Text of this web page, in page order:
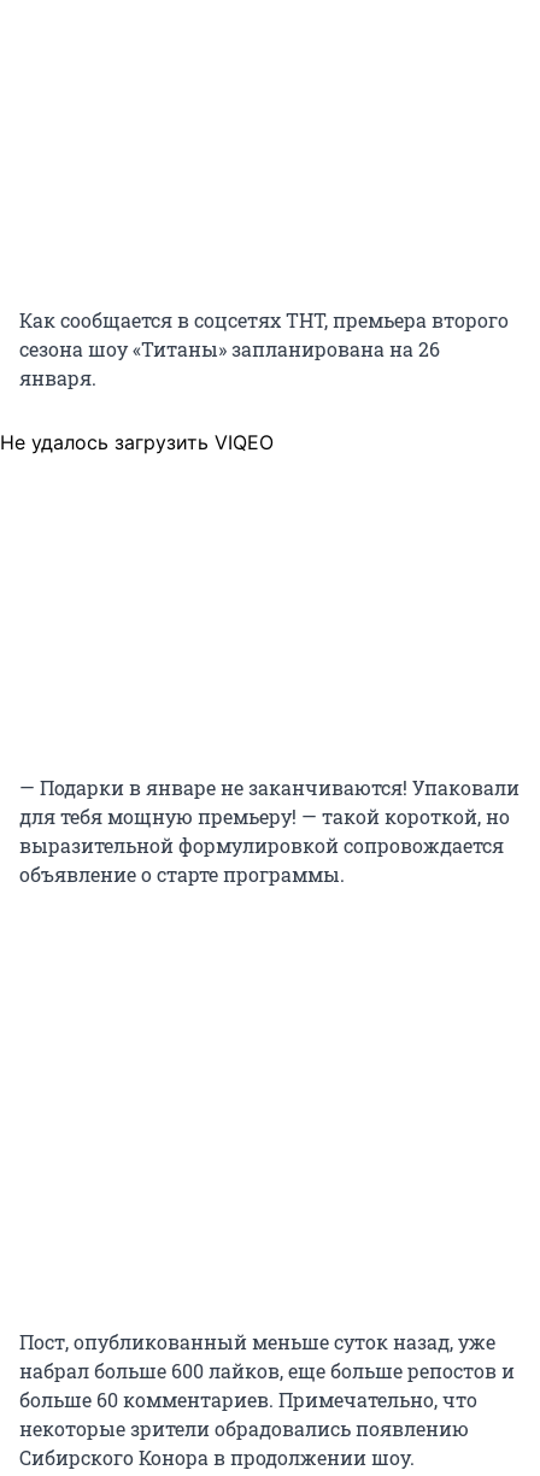
Как сообщается в соцсетях ТНТ, премьера второго
сезона шоу «Титаны» запланирована на 26
января.
Не удалось загрузить VIQEO
— Подарки в январе не заканчиваются! Упаковали
для тебя мощную премьеру! — такой короткой, но
выразительной формулировкой сопровождается
объявление о старте программы.
Пост, опубликованный меньше суток назад, уже
набрал больше 600 лайков, еще больше репостов и
больше 60 комментариев. Примечательно, что
некоторые зрители обрадовались появлению
Сибирского Конора в продолжении шоу.